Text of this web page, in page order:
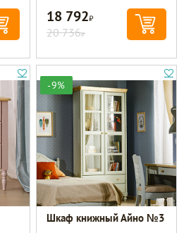
18 792Р
20 736Р
-9%
Шкаф книжный Айно №3